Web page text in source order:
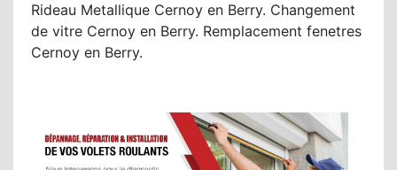
Rideau Metallique Cernoy en Berry. Changement
de vitre Cernoy en Berry. Remplacement fenetres
Cernoy en Berry.